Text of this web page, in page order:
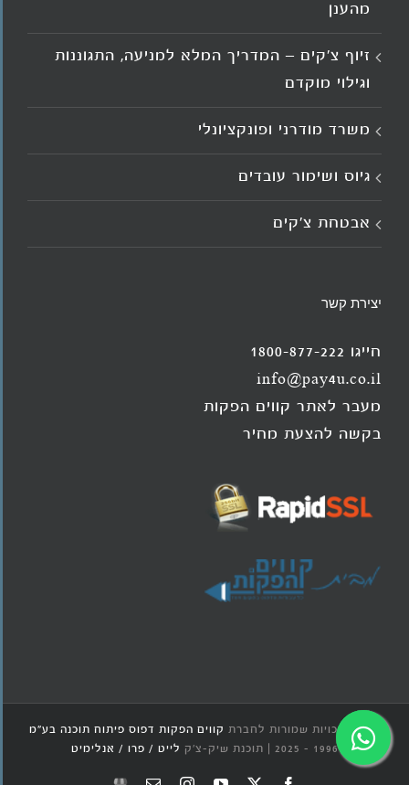
מהענן
זיוף צ'קים – המדריך המלא למניעה, התגוננות
וגילוי מוקדם
משרד מודרני ופונקציונלי
גיוס ושימור עובדים
אבטחת צ'קים
יצירת קשר
חייגו 1800-877-222
info@pay4u.co.il
מעבר לאתר קווים הפקות
בקשה להצעת מחיר
© כל הזכויות שמורות לחברת קווים הפקות דפוס פיתוח תוכנה בע"מ
1996 - 2025 | תוכנת שיק-צ'ק
לייט / פרו / אנלימיט